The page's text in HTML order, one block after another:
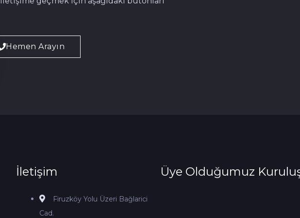
Hemen Arayın
İletişim
Firuzköy Yolu Üzeri Bağlarici
Cad.
Üye Olduğumuz